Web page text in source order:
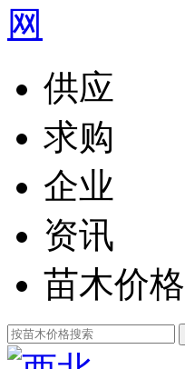
供应
求购
企业
资讯
苗木价格